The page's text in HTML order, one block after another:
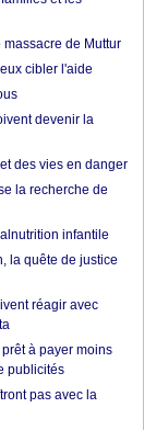
massacre de Muttur
cibler l'aide
devenir la
des vies en danger
la recherche de
infantile
la quête de justice
réagir avec
à payer moins
publicités
pas avec la